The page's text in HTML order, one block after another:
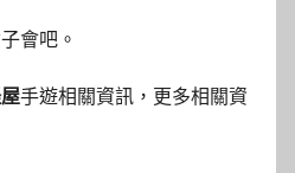
會吧。
手遊相關資訊，更多相關資